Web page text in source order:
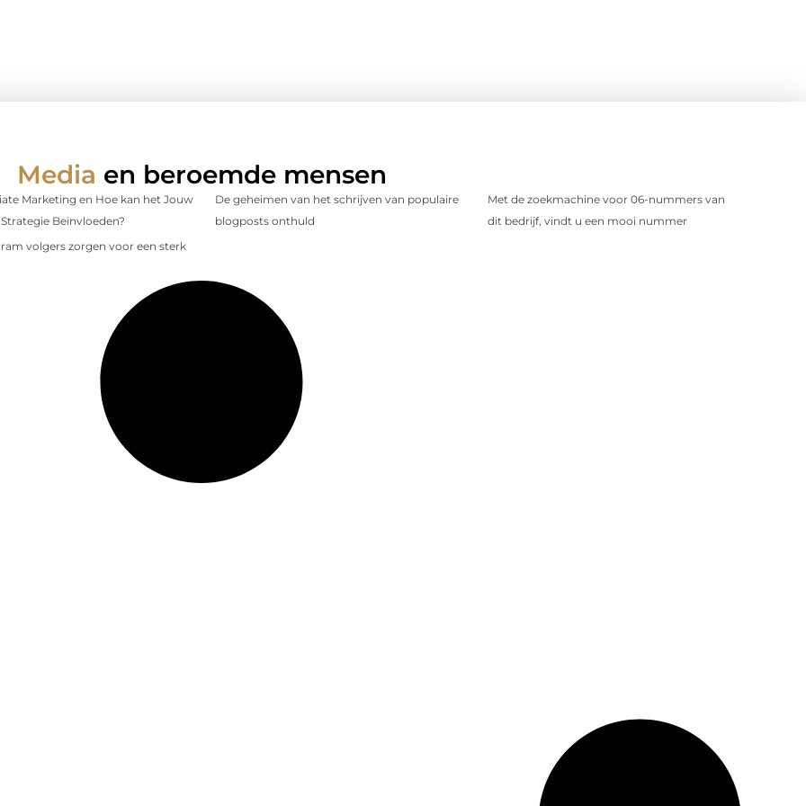
Media en beroemde mensen
Marketing en Hoe kan het Jouw
Beïnvloeden?
De geheimen van het schrijven van populaire
blogposts onthuld
Met de zoekmachine voor 06-nummers van
dit bedrijf, vindt u een mooi nummer
volgers zorgen voor een sterk